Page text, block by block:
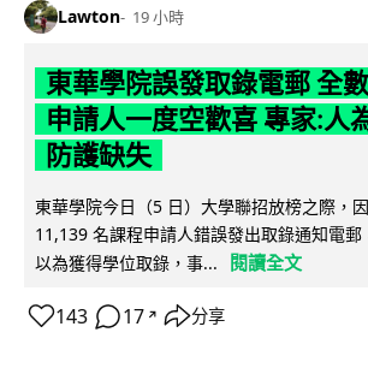
Lawton 19 小時
東華學院誤發取錄電郵 全
申請人一度空歡喜 專家:人
防護缺失
東華學院今日（5 日）大學聯招放榜之際，
11,139 名課程申請人錯誤發出取錄通知電
以為獲得學位取錄，事...
閱讀全文
143 17 ↗ 分享